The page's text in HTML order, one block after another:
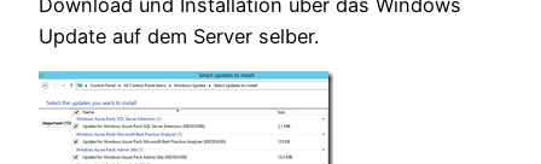
Update auf dem Server selber.